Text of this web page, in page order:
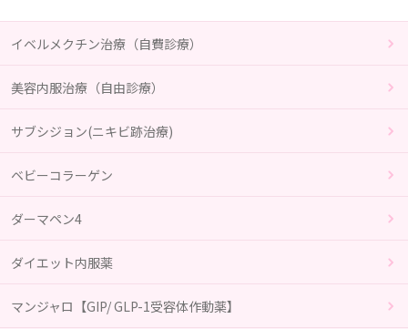
イベルメクチン治療（自費診療）
美容内服治療（自由診療）
サブシジョン(ニキビ跡治療)
ベビーコラーゲン
ダーマペン4
ダイエット内服薬
マンジャロ【GIP/ GLP-1受容体作動薬】